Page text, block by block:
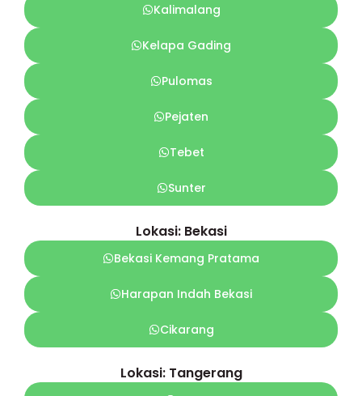
Kalimalang
Kelapa Gading
Pulomas
Pejaten
Tebet
Sunter
Lokasi: Bekasi
Bekasi Kemang Pratama
Harapan Indah Bekasi
Cikarang
Lokasi: Tangerang